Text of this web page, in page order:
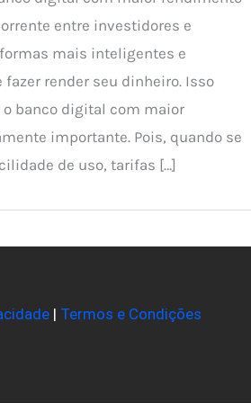
entre investidores e
mais inteligentes e
fazer render seu dinheiro. Isso
banco digital com maior
importante. Pois, quando se
de uso, tarifas […]
| Termos e Condições